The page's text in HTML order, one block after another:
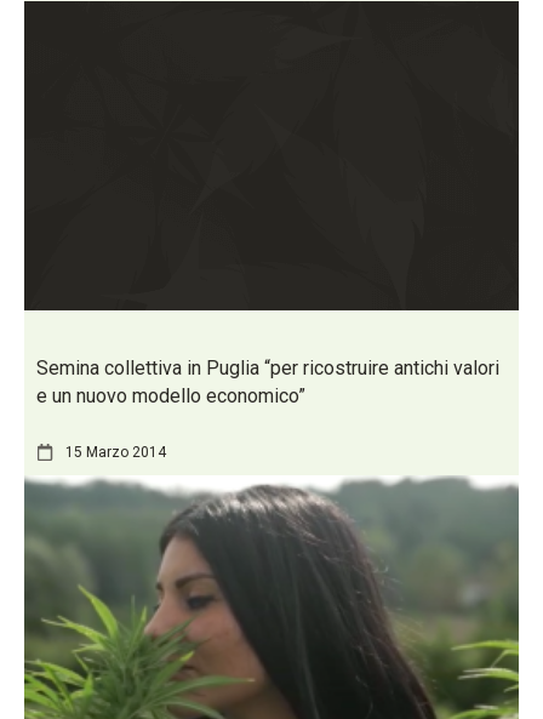
Semina collettiva in Puglia “per ricostruire antichi valori
e un nuovo modello economico”
15 Marzo 2014